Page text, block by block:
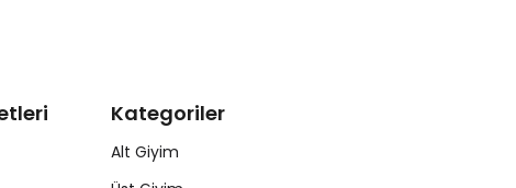
Kategoriler
Alt Giyim